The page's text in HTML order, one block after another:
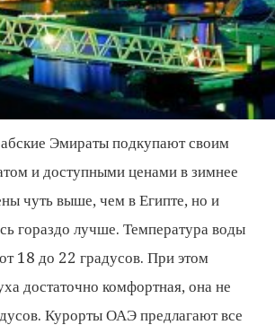
Эмираты подкупают своим
и доступными ценами в зимнее
чуть выше, чем в Египте, но и
гораздо лучше. Температура воды
18 до 22 градусов. При этом
достаточно комфортная, она не
Курорты ОАЭ предлагают все